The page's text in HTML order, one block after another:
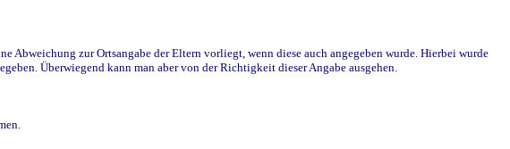
Abweichung zur Ortsangabe der Eltern vorliegt, wenn diese auch angegeben wurde. Hierbei wurde
Überwiegend kann man aber von der Richtigkeit dieser Angabe ausgehen.